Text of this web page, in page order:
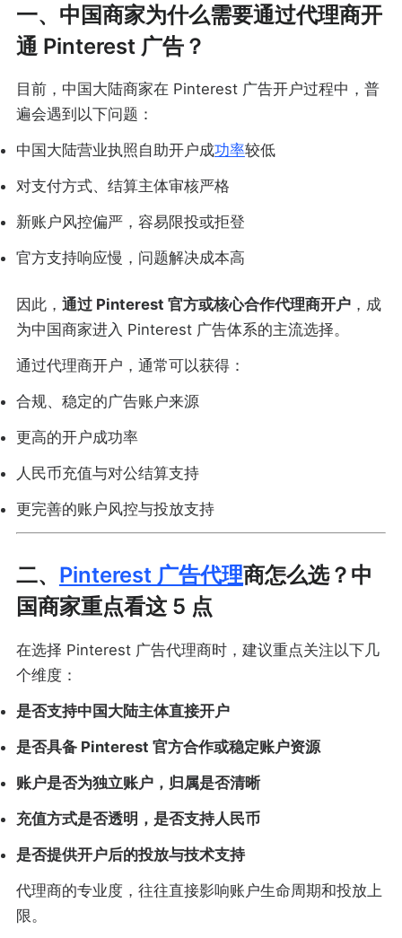
一、中国商家为什么需要通过代理商开
通 Pinterest 广告？
目前，中国大陆商家在 Pinterest 广告开户过程中，普
遍会遇到以下问题：
中国大陆营业执照自助开户成功率较低
对支付方式、结算主体审核严格
新账户风控偏严，容易限投或拒登
官方支持响应慢，问题解决成本高
因此， 通过 Pinterest 官方或核心合作代理商开户，成
为中国商家进入 Pinterest 广告体系的主流选择。
通过代理商开户，通常可以获得：
合规、稳定的广告账户来源
更高的开户成功率
人民币充值与对公结算支持
更完善的账户风控与投放支持
二、 Pinterest 广告代理商怎么选？中
国商家重点看这 5 点
在选择 Pinterest 广告代理商时，建议重点关注以下几
个维度：
是否支持中国大陆主体直接开户
是否具备 Pinterest 官方合作或稳定账户资源
账户是否为独立账户，归属是否清晰
充值方式是否透明，是否支持人民币
是否提供开户后的投放与技术支持
代理商的专业度，往往直接影响账户生命周期和投放上
限。